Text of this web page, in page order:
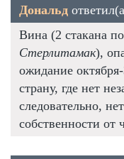
Дональд
Вина (2 стакана по
Стерлитамак),
ожидание
страну, где нет
следовательно,
собственности от